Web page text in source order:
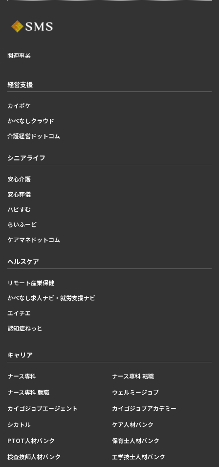
関連事業
経営支援
カイポケ
かべなしクラウド
介護経営ドットコム
シニアライフ
安心介護
安心葬儀
ハピすむ
らいふーど
ケアマネドットコム
ヘルスケア
リモート産業保健
かべなし求人ナビ・就労支援ナビ
エイチエ
認知症ねっと
キャリア
ナース専科
ナース専科 転職
ナース専科 就職
ウェルミージョブ
カイゴジョブエージェント
カイゴジョブアカデミー
シカトル
ケア人材バンク
PTOT人材バンク
保育士人材バンク
検査技師人材バンク
工学技士人材バンク